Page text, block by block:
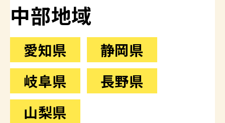
中部地域
愛知県
静岡県
岐阜県
長野県
山梨県